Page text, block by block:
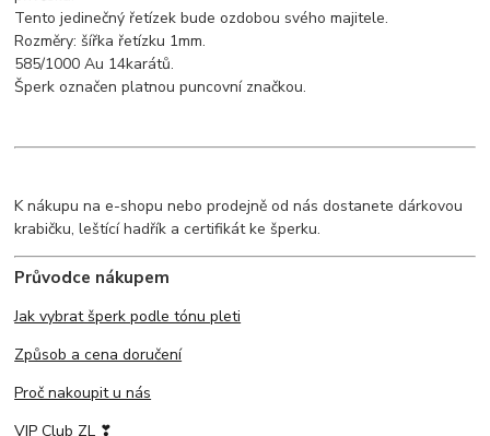
Tento jedinečný řetízek bude ozdobou svého majitele.
Rozměry: šířka řetízku 1mm.
585/1000 Au 14karátů.
Šperk označen platnou puncovní značkou.
K nákupu na e-shopu nebo prodejně od nás dostanete dárkovou
krabičku, leštící hadřík a certifikát ke šperku.
Průvodce nákupem
Jak vybrat šperk podle tónu pleti
Způsob a cena doručení
Proč nakoupit u nás
VIP Club ZL ❣